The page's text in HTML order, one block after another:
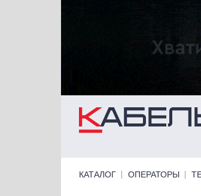
КАТАЛОГ ОПЕРАТОРЫ